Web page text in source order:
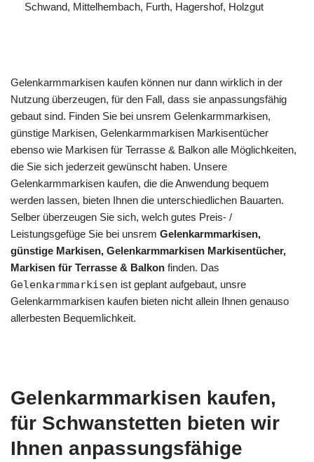
Schwand, Mittelhembach, Furth, Hagershof, Holzgut
Gelenkarmmarkisen kaufen können nur dann wirklich in der
Nutzung überzeugen, für den Fall, dass sie anpassungsfähig
gebaut sind. Finden Sie bei unsrem Gelenkarmmarkisen,
günstige Markisen, Gelenkarmmarkisen Markisentücher
ebenso wie Markisen für Terrasse & Balkon alle Möglichkeiten,
die Sie sich jederzeit gewünscht haben. Unsere
Gelenkarmmarkisen kaufen, die die Anwendung bequem
werden lassen, bieten Ihnen die unterschiedlichen Bauarten.
Selber überzeugen Sie sich, welch gutes Preis- /
Leistungsgefüge Sie bei unsrem Gelenkarmmarkisen,
günstige Markisen, Gelenkarmmarkisen Markisentücher,
Markisen für Terrasse & Balkon finden. Das
Gelenkarmmarkisen ist geplant aufgebaut, unsre
Gelenkarmmarkisen kaufen bieten nicht allein Ihnen genauso
allerbesten Bequemlichkeit.
Gelenkarmmarkisen kaufen,
für Schwanstetten bieten wir
Ihnen anpassungsfähige